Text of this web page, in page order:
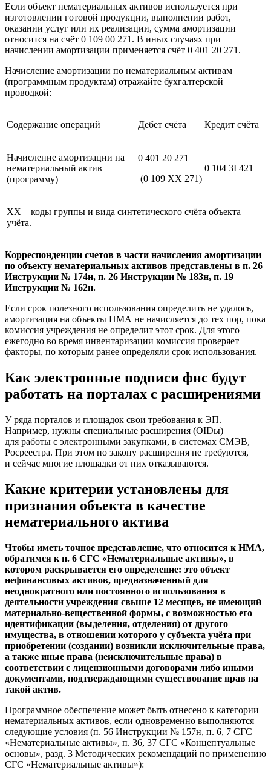
Если объект нематериальных активов используется при
изготовлении готовой продукции, выполнении работ,
оказании услуг или их реализации, сумма амортизации
относится на счёт 0 109 00 271. В иных случаях при
начислении амортизации применяется счёт 0 401 20 271.
Начисление амортизации по нематериальным активам
(программным продуктам) отражайте бухгалтерской
проводкой:
Содержание операций Дебет счёта Кредит счёта
Начисление амортизации на
нематериальный актив
(программу)
0 401 20 271
(0 109 ХХ 271)
0 104 3I 421
XX – коды группы и вида синтетического счёта объекта
учёта.
Корреспонденции счетов в части начисления амортизации
по объекту нематериальных активов представлены в п. 26
Инструкции № 174н, п. 26 Инструкции № 183н, п. 19
Инструкции № 162н.
Если срок полезного использования определить не удалось,
амортизация на объекты НМА не начисляется до тех пор, пока
комиссия учреждения не определит этот срок. Для этого
ежегодно во время инвентаризации комиссия проверяет
факторы, по которым ранее определяли срок использования.
Как электронные подписи фнс будут
работать на порталах с расширениями
У ряда порталов и площадок свои требования к ЭП.
Например, нужны специальные расширения (OIDы)
для работы с электронными закупками, в системах СМЭВ,
Росреестра. При этом по закону расширения не требуются,
и сейчас многие площадки от них отказываются.
Какие критерии установлены для
признания объекта в качестве
нематериального актива
Чтобы иметь точное представление, что относится к НМА,
обратимся к п. 6 СГС «Нематериальные активы», в
котором раскрывается его определение: это объект
нефинансовых активов, предназначенный для
неоднократного или постоянного использования в
деятельности учреждения свыше 12 месяцев, не имеющий
материально-вещественной формы, с возможностью его
идентификации (выделения, отделения) от другого
имущества, в отношении которого у субъекта учёта при
приобретении (создании) возникли исключительные права,
а также иные права (неисключительные права) в
соответствии с лицензионными договорами либо иными
документами, подтверждающими существование прав на
такой актив.
Программное обеспечение может быть отнесено к категории
нематериальных активов, если одновременно выполняются
следующие условия (п. 56 Инструкции № 157н, п. 6, 7 СГС
«Нематериальные активы», п. 36, 37 СГС «Концептуальные
основы», разд. 3 Методических рекомендаций по применению
СГС «Нематериальные активы»):